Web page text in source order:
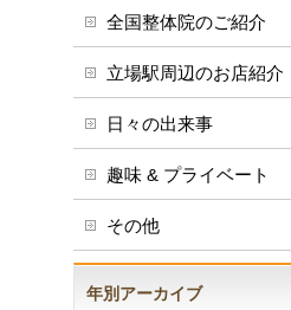
全国整体院のご紹介
立場駅周辺のお店紹介
日々の出来事
趣味 & プライベート
その他
年別アーカイブ